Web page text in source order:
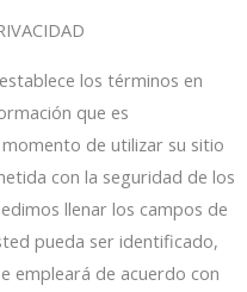
los términos en
que es
de utilizar su sitio
con la seguridad de los
llenar los campos de
pueda ser identificado,
empleará de acuerdo con